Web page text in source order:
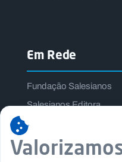
Em Rede
Fundação Salesianos
Salesianos Editora
Família Salesiana
Missão Dom Bosco